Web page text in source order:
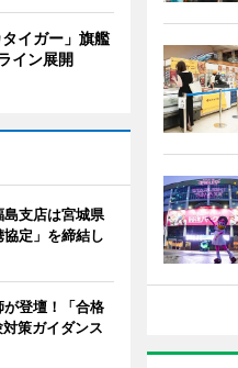
イガー」旗艦
イン展開
支店は宮城県
定」を締結し
登壇！「合格
策ガイダンス